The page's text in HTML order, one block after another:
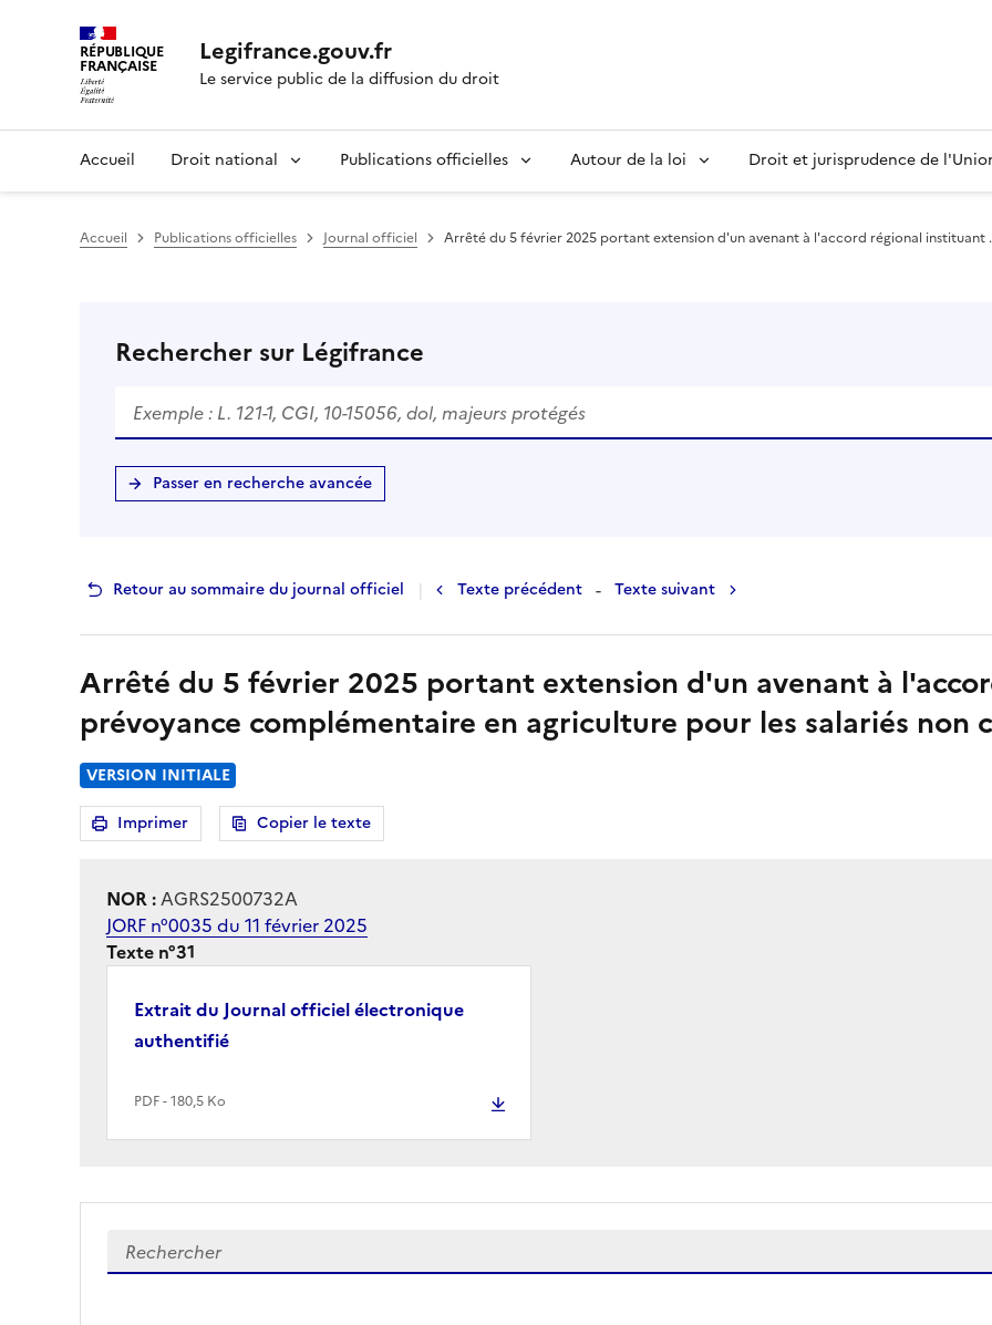
RÉPUBLIQUE
FRANÇAISE Legifrance.gouv.fr
Le service public de la diffusion du droit
Accueil Droit national Publications officielles Autour de la loi Droit et jurisprudence de
Accueil Publications officielles Journal officiel Arrêté du 5 février 2025 portant extension d'un avenant à l'accord régional instituant
Rechercher sur Légifrance
Passer en recherche avancée
Retour au sommaire du journal officiel | Texte précédent - Texte suivant
Arrêté du 5 février 2025 portant extension d'un avenant à
prévoyance complémentaire en agriculture pour les salariés non
VERSION INITIALE
Imprimer
la page Copier le texte
NOR :AGRS2500732A
JORF n°0035 du 11 février 2025
Texte n°31
Extrait du Journal officiel électronique
authentifié
PDF - 180,5 Ko